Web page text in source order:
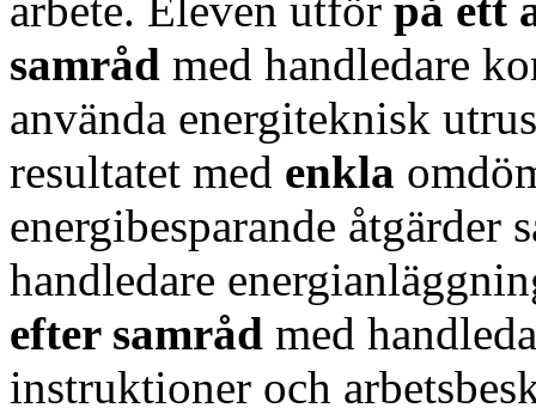
samråd med handledare
använda energiteknisk
resultatet med enkla
energibesparande åtgärder
handledare
efter samråd med
instruktioner och